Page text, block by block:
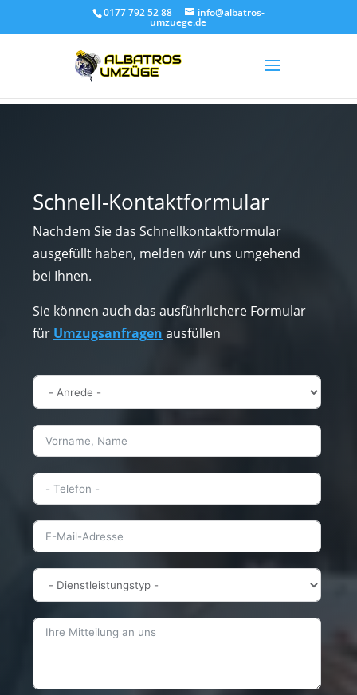
0177 792 52 88 info@albatros-
umzuege.de
Schnell-Kontaktformular
Nachdem Sie das Schnellkontaktformular
ausgefüllt haben, melden wir uns umgehend
bei Ihnen.
Sie können auch das ausführlichere Formular
für Umzugsanfragen ausfüllen